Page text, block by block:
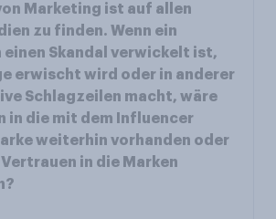
Marketing ist auf allen
zu finden. Wenn ein
einen Skandal verwickelt ist,
erwischt wird oder in anderer
Schlagzeilen macht, wäre
in die mit dem Influencer
weiterhin vorhanden oder
in die Marken